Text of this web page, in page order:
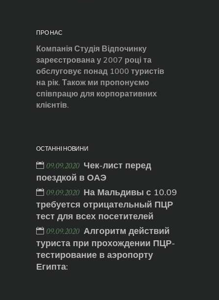
ПРО НАС
Компанія Студія Відпочинку
зареєстрована у 2007 році та
обслуговує понад 1000 туристів
на рік. Також ми пропонуємо
співпрацю для корпоративних
клієнтів.
ОСТАННІ НОВИНИ
09.09.2020 Чек-лист перед
поездкой в ОАЭ
09.09.2020 На Мальдивы с 10.09
требуется отрицательный ПЦР
тест для всех посетителей
09.09.2020 Алгоритм действий
туриста при прохождении ПЦР-
тестирование в аэропорту
Египта: